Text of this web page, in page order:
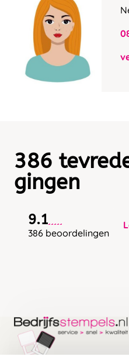
386
gingen
9.1
386 beoordelingen